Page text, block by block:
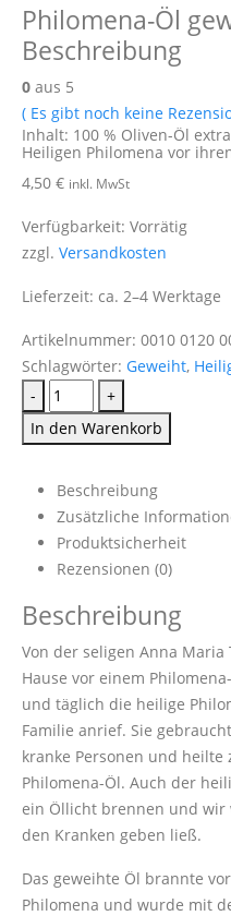
Philomena-Öl
Beschreibung
0 aus 5
( Es gibt noch keine
Inhalt: 100 % Oliven-Öl
Heiligen Philomena vor
4,50 € inkl. MwSt
Verfügbarkeit: Vorrätig
zzgl. Versandkosten
Lieferzeit: ca. 2–4 Werktage
Artikelnummer: 0010 0120
Schlagwörter: Geweiht,
-
+
In den Warenkorb
Beschreibung
Zusätzliche
Produktsicherheit
Rezensionen (0)
Beschreibung
Von der seligen Anna
Hause vor einem
und täglich die heilige
Familie anrief. Sie
kranke Personen und
Philomena-Öl. Auch der
ein Öllicht brennen und wir
den Kranken geben ließ.
Das geweihte Öl brannte
Philomena und wurde mit